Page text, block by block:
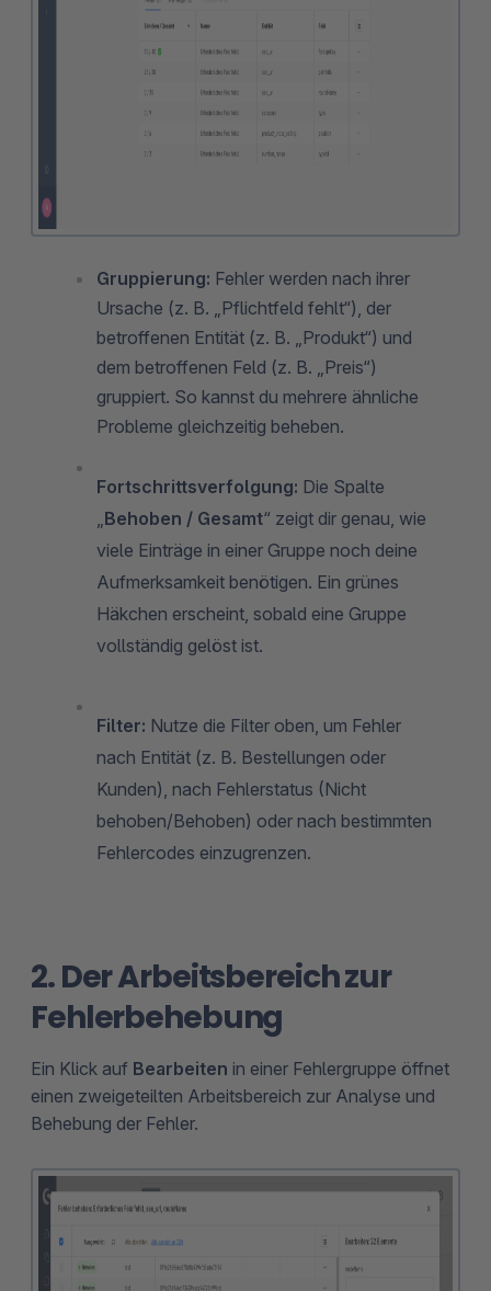
Gruppierung: Fehler werden nach ihrer
Ursache (z. B. „Pflichtfeld fehlt“), der
betroffenen Entität (z. B. „Produkt“) und
dem betroffenen Feld (z. B. „Preis“)
gruppiert. So kannst du mehrere ähnliche
Probleme gleichzeitig beheben.
Fortschrittsverfolgung: Die Spalte
Behoben / Gesamt“ zeigt dir genau, wie
viele Einträge in einer Gruppe noch deine
Aufmerksamkeit benötigen. Ein grünes
Häkchen erscheint, sobald eine Gruppe
vollständig gelöst ist.
Filter: Nutze die Filter oben, um Fehler
nach Entität (z. B. Bestellungen oder
Kunden), nach Fehlerstatus (Nicht
behoben/Behoben) oder nach bestimmten
Fehlercodes einzugrenzen.
2. Der Arbeitsbereich zur
Fehlerbehebung
Ein Klick auf Bearbeiten in einer Fehlergruppe öffnet
einen zweigeteilten Arbeitsbereich zur Analyse und
Behebung der Fehler.